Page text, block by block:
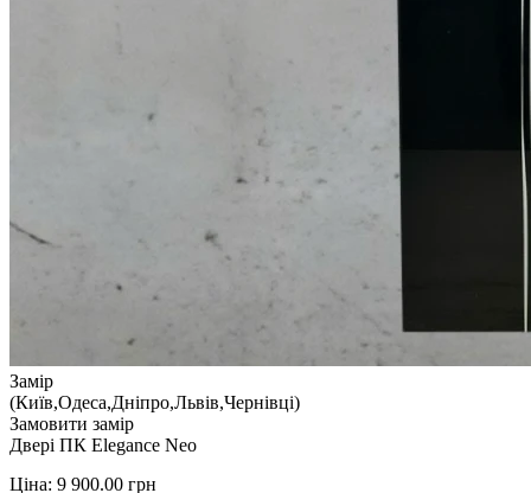
Замір
(Київ,Одеса,Дніпро,Львів,Чернівці)
Замовити замір
Двері ПК Elegance Neo
Ціна: 9 900.00 грн